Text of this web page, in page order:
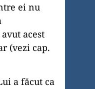
ei nu
acest
(vezi cap.
a făcut ca